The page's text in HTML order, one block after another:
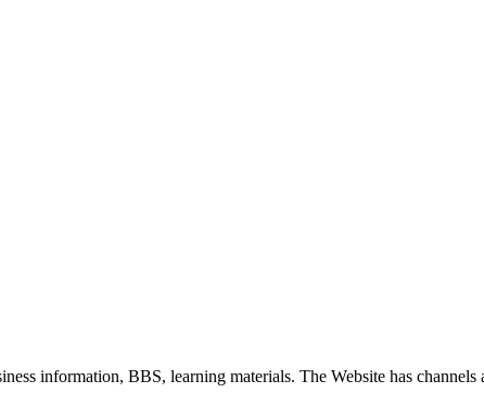
information, BBS, learning materials. The Website has